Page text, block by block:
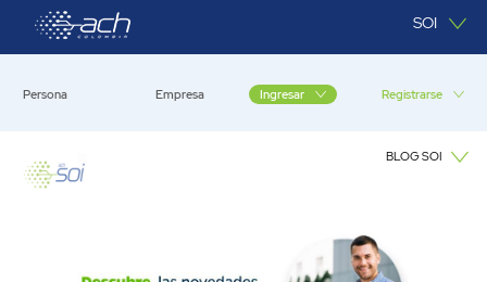
Saltar al contenido principal SOI
Persona Empresa Ingresar Registrarse
BLOG SOI